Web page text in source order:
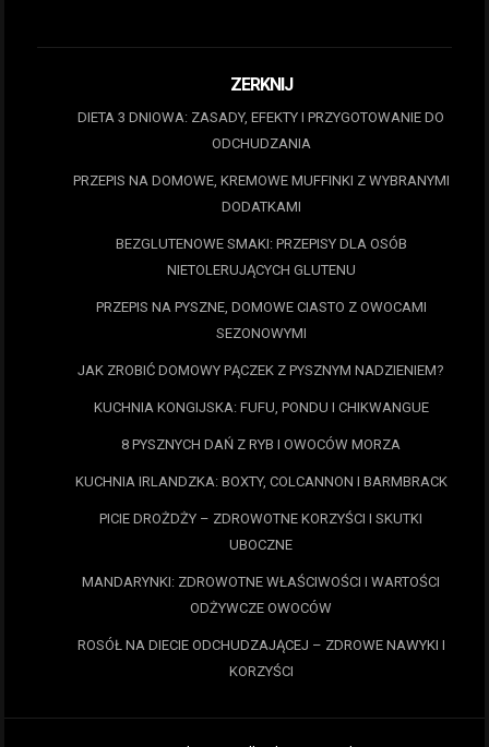
ZERKNIJ
DIETA 3 DNIOWA: ZASADY, EFEKTY I PRZYGOTOWANIE DO
ODCHUDZANIA
PRZEPIS NA DOMOWE, KREMOWE MUFFINKI Z WYBRANYMI
DODATKAMI
BEZGLUTENOWE SMAKI: PRZEPISY DLA OSÓB
NIETOLERUJĄCYCH GLUTENU
PRZEPIS NA PYSZNE, DOMOWE CIASTO Z OWOCAMI
SEZONOWYMI
JAK ZROBIĆ DOMOWY PĄCZEK Z PYSZNYM NADZIENIEM?
KUCHNIA KONGIJSKA: FUFU, PONDU I CHIKWANGUE
8 PYSZNYCH DAŃ Z RYB I OWOCÓW MORZA
KUCHNIA IRLANDZKA: BOXTY, COLCANNON I BARMBRACK
PICIE DROŻDŻY – ZDROWOTNE KORZYŚCI I SKUTKI
UBOCZNE
MANDARYNKI: ZDROWOTNE WŁAŚCIWOŚCI I WARTOŚCI
ODŻYWCZE OWOCÓW
ROSÓŁ NA DIECIE ODCHUDZAJĄCEJ – ZDROWE NAWYKI I
KORZYŚCI